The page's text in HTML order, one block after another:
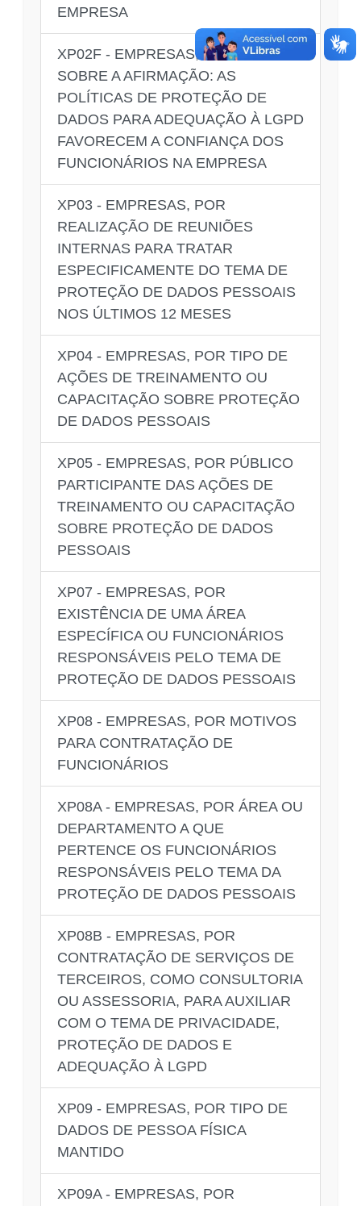
EMPRESA
XP02F - EMPRESAS, POR OPINIÃO
SOBRE A AFIRMAÇÃO: AS
POLÍTICAS DE PROTEÇÃO DE
DADOS PARA ADEQUAÇÃO À LGPD
FAVORECEM A CONFIANÇA DOS
FUNCIONÁRIOS NA EMPRESA
XP03 - EMPRESAS, POR
REALIZAÇÃO DE REUNIÕES
INTERNAS PARA TRATAR
ESPECIFICAMENTE DO TEMA DE
PROTEÇÃO DE DADOS PESSOAIS
NOS ÚLTIMOS 12 MESES
XP04 - EMPRESAS, POR TIPO DE
AÇÕES DE TREINAMENTO OU
CAPACITAÇÃO SOBRE PROTEÇÃO
DE DADOS PESSOAIS
XP05 - EMPRESAS, POR PÚBLICO
PARTICIPANTE DAS AÇÕES DE
TREINAMENTO OU CAPACITAÇÃO
SOBRE PROTEÇÃO DE DADOS
PESSOAIS
XP07 - EMPRESAS, POR
EXISTÊNCIA DE UMA ÁREA
ESPECÍFICA OU FUNCIONÁRIOS
RESPONSÁVEIS PELO TEMA DE
PROTEÇÃO DE DADOS PESSOAIS
XP08 - EMPRESAS, POR MOTIVOS
PARA CONTRATAÇÃO DE
FUNCIONÁRIOS
XP08A - EMPRESAS, POR ÁREA OU
DEPARTAMENTO A QUE
PERTENCE OS FUNCIONÁRIOS
RESPONSÁVEIS PELO TEMA DA
PROTEÇÃO DE DADOS PESSOAIS
XP08B - EMPRESAS, POR
CONTRATAÇÃO DE SERVIÇOS DE
TERCEIROS, COMO CONSULTORIA
OU ASSESSORIA, PARA AUXILIAR
COM O TEMA DE PRIVACIDADE,
PROTEÇÃO DE DADOS E
ADEQUAÇÃO À LGPD
XP09 - EMPRESAS, POR TIPO DE
DADOS DE PESSOA FÍSICA
MANTIDO
XP09A - EMPRESAS, POR